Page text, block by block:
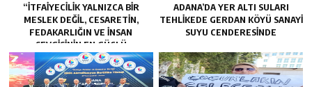
“İTFAIYECILIK YALNIZCA BIR
MESLEK DEĞIL, CESARETIN,
FEDAKARLIĞIN VE INSAN
SEVGISININ EN GÜÇLÜ
TEMSILIDIR.”
ADANA’DA YER ALTI SULARI
TEHLİKEDE GERDAN KÖYÜ SANAYİ
SUYU CENDERESİNDE